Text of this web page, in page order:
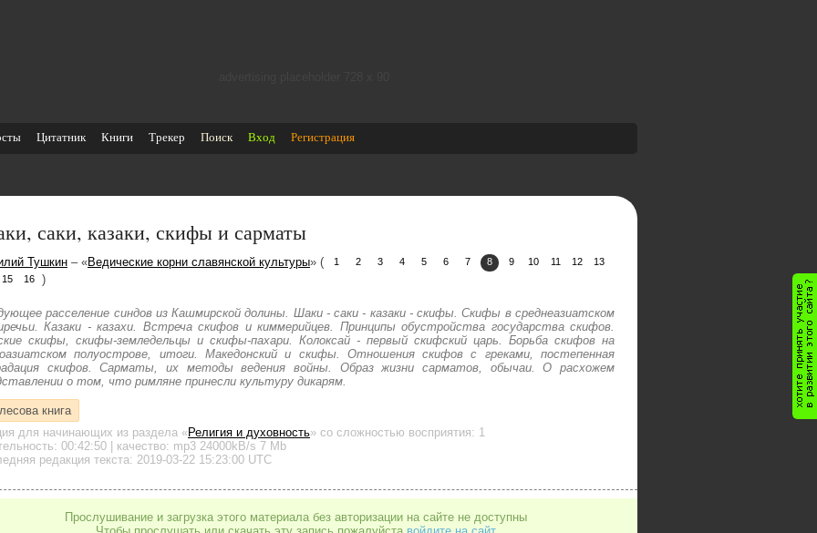
Цитатник Книги Трекер Поиск Вход Регистрация
саки, казаки, скифы и сарматы
Тушкин – «Ведические корни славянской культуры» ( 1 2 3 4 5 6 7 8 9 10 11 12
13
15 16 )
расселение синдов из Кашмирской долины. Шаки - саки - казаки - скифы. Скифы в среднеазиатском
Казаки - казахи. Встреча скифов и киммерийцев. Принципы обустройства государства скифов.
скифы, скифы-земледельцы и скифы-пахари. Колоксай - первый скифский царь. Борьба скифов на
полуострове, итоги. Македонский и скифы. Отношения скифов с греками, постепенная
скифов. Сарматы, их методы ведения войны. Образ жизни сарматов, обычаи. О расхожем
о том, что римляне принесли культуру дикарям.
книга
для начинающих из раздела «Религия и духовность» со сложностью восприятия: 1
00:42:50 | качество: mp3 24000kB/s 7 Mb
редакция текста: 2019-03-22 15:23:00 UTC
Прослушивание и загрузка этого материала без авторизации на сайте не доступны